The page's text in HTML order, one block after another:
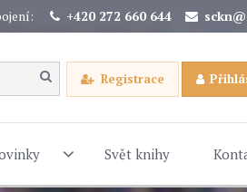
+420 272 660 644
Registrace
Svět knihy